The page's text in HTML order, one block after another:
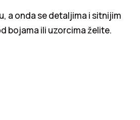
a onda se detaljima i sitnijim
bojama ili uzorcima želite.